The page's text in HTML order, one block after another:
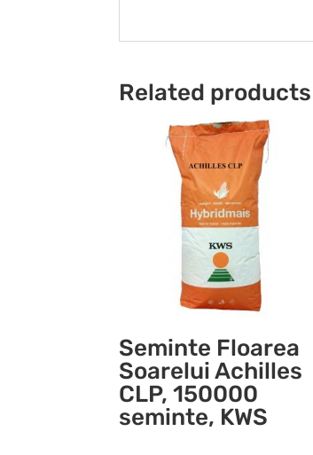
Related products
Seminte Floarea
Soarelui Achilles
CLP, 150000
seminte, KWS